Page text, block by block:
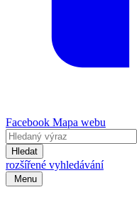
Facebook Mapa webu
Hledat
rozšířené vyhledávání
Menu